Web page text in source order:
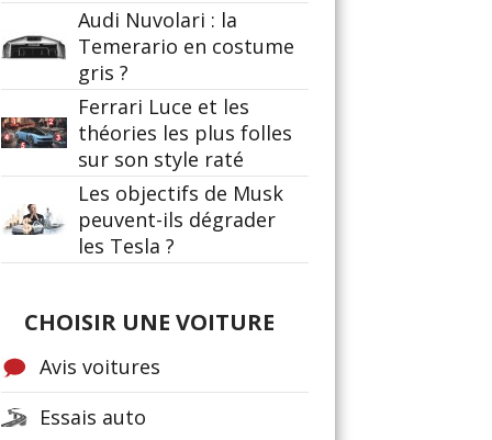
Audi Nuvolari : la
Temerario en costume
gris ?
Ferrari Luce et les
théories les plus folles
sur son style raté
Les objectifs de Musk
peuvent-ils dégrader
les Tesla ?
CHOISIR UNE VOITURE
Avis voitures
Essais auto